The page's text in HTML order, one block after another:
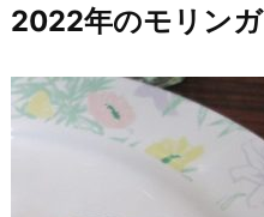
2022年のモリンガ